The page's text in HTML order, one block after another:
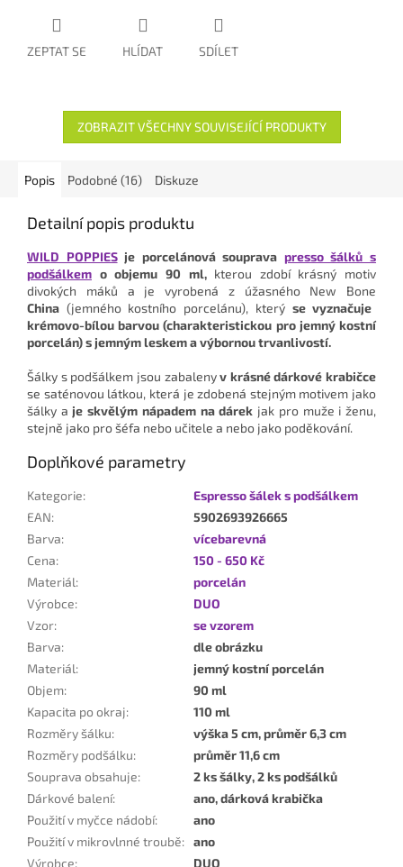
ZEPTAT SE HLÍDAT SDÍLET
ZOBRAZIT VŠECHNY SOUVISEJÍCÍ PRODUKTY
Popis Podobné (16) Diskuze
Detailní popis produktu
WILD POPPIESje porcelánová souprava presso šálků s
podšálkem o objemu 90 ml,kterou zdobí krásný motiv
divokých máků a je vyrobená z úžasného New Bone
China (jemného kostního porcelánu), který se vyznačuje
krémovo-bílou barvou (charakteristickou pro jemný kostní
porcelán) s jemným leskem a výbornou trvanlivostí.
Šálky s podšálkem jsou zabalenyv krásné dárkové krabičce
se saténovou látkou, která je zdobená stejným motivem jako
šálky a je skvělým nápadem na dárek jak pro muže i ženu,
stejně jako pro šéfa nebo učitele a nebo jako poděkování.
Doplňkové parametry
Kategorie:
Espresso šálek s podšálkem
EAN:
5902693926665
Barva:
vícebarevná
Cena:
150 - 650 Kč
Materiál:
porcelán
Výrobce:
DUO
Vzor:
se vzorem
Barva:
dle obrázku
Materiál:
jemný kostní porcelán
Objem:
90 ml
Kapacita po okraj:
110 ml
Rozměry šálku:
výška 5 cm, průměr 6,3 cm
Rozměry podšálku:
průměr 11,6 cm
Souprava obsahuje:
2 ks šálky, 2 ks podšálků
Dárkové balení:
ano, dárková krabička
Použití v myčce nádobí:
ano
Použití v mikrovlnné troubě: ano
Výrobce: DUO